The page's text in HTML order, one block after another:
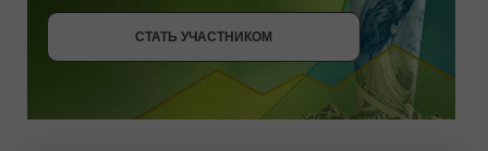
СТАТЬ УЧАСТНИКОМ
СТАТЬ УЧАСТНИКОМ
ПОЛУЧИТЬ БОНУС